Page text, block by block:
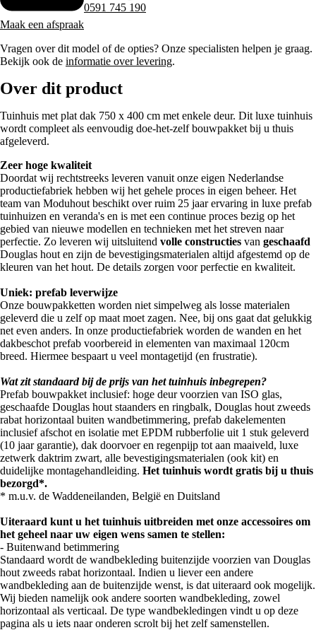
Maak een afspraak
0591 745 190
Vragen over dit model of de opties? Onze specialisten helpen je graag.
Bekijk ook de informatie over levering.
Over dit product
Tuinhuis met plat dak 750 x 400 cm met enkele deur. Dit luxe tuinhuis
wordt compleet als eenvoudig doe-het-zelf bouwpakket bij u thuis
afgeleverd.
Zeer hoge kwaliteit
Doordat wij rechtstreeks leveren vanuit onze eigen Nederlandse
productiefabriek hebben wij het gehele proces in eigen beheer. Het
team van Moduhout beschikt over ruim 25 jaar ervaring in luxe prefab
tuinhuizen en veranda's en is met een continue proces bezig op het
gebied van nieuwe modellen en technieken met het streven naar
perfectie. Zo leveren wij uitsluitend volle constructies van geschaafd
Douglas hout en zijn de bevestigingsmaterialen altijd afgestemd op de
kleuren van het hout. De details zorgen voor perfectie en kwaliteit.
Uniek: prefab leverwijze
Onze bouwpakketten worden niet simpelweg als losse materialen
geleverd die u zelf op maat moet zagen. Nee, bij ons gaat dat gelukkig
net even anders. In onze productiefabriek worden de wanden en het
dakbeschot prefab voorbereid in elementen van maximaal 120cm
breed. Hiermee bespaart u veel montagetijd (en frustratie).
Wat zit standaard bij de prijs van het tuinhuis inbegrepen?
Prefab bouwpakket inclusief: hoge deur voorzien van ISO glas,
geschaafde Douglas hout staanders en ringbalk, Douglas hout zweeds
rabat horizontaal buiten wandbetimmering, prefab dakelementen
inclusief afschot en isolatie met EPDM rubberfolie uit 1 stuk geleverd
(10 jaar garantie), dak doorvoer en regenpijp tot aan maaiveld, luxe
zetwerk daktrim zwart, alle bevestigingsmaterialen (ook kit) en
duidelijke montagehandleiding. Het tuinhuis wordt gratis bij u thuis
bezorgd*.
* m.u.v. de Waddeneilanden, België en Duitsland
Uiteraard kunt u het tuinhuis uitbreiden met onze accessoires om
het geheel naar uw eigen wens samen te stellen:
- Buitenwand betimmering
Standaard wordt de wandbekleding buitenzijde voorzien van Douglas
hout zweeds rabat horizontaal. Indien u liever een andere
wandbekleding aan de buitenzijde wenst, is dat uiteraard ook mogelijk.
Wij bieden namelijk ook andere soorten wandbekleding, zowel
horizontaal als verticaal. De type wandbekledingen vindt u op deze
pagina als u iets naar onderen scrolt bij het zelf samenstellen.